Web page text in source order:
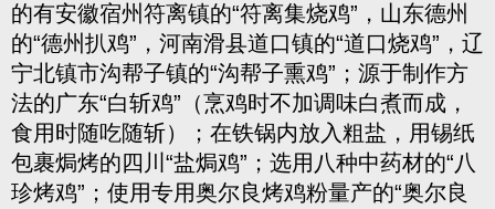
的有安徽宿州符离镇的“符离集烧鸡”，山东德州
的“德州扒鸡”，河南滑县道口镇的“道口烧鸡”，辽
宁北镇市沟帮子镇的“沟帮子熏鸡”；源于制作方
法的广东“白斩鸡”（烹鸡时不加调味白煮而成，
食用时随吃随斩）；在铁锅内放入粗盐，用锡纸
包裹焗烤的四川“盐焗鸡”；选用八种中药材的“八
珍烤鸡”；使用专用奥尔良烤鸡粉量产的“奥尔良